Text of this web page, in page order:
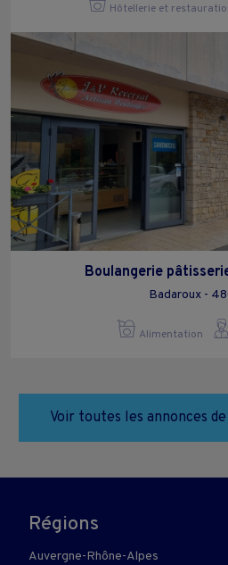
Hôtellerie et
Boulangerie
Badaroux -
Alimentation
Voir toutes les annonces
Régions
Auvergne-Rhône-Alpes